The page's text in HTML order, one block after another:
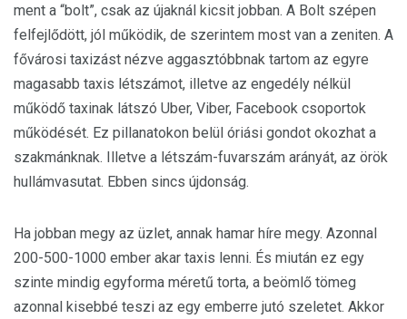
ment a “bolt”, csak az újaknál kicsit jobban. A Bolt szépen
felfejlődött, jól működik, de szerintem most van a zeniten. A
fővárosi taxizást nézve aggasztóbbnak tartom az egyre
magasabb taxis létszámot, illetve az engedély nélkül
működő taxinak látszó Uber, Viber, Facebook csoportok
működését. Ez pillanatokon belül óriási gondot okozhat a
szakmánknak. Illetve a létszám-fuvarszám arányát, az örök
hullámvasutat. Ebben sincs újdonság.
Ha jobban megy az üzlet, annak hamar híre megy. Azonnal
200-500-1000 ember akar taxis lenni. És miután ez egy
szinte mindig egyforma méretű torta, a beömlő tömeg
azonnal kisebbé teszi az egy emberre jutó szeletet. Akkor